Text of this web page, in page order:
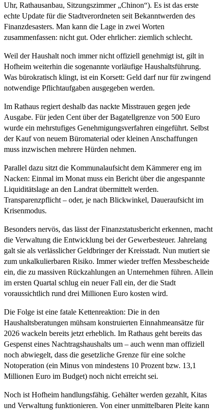
Uhr, Rathausanbau, Sitzungszimmer „Chinon“). Es ist das erste
echte Update für die Stadtverordneten seit Bekanntwerden des
Finanzdesasters. Man kann die Lage in zwei Worten
zusammenfassen: nicht gut. Oder ehrlicher: ziemlich schlecht.
Weil der Haushalt noch immer nicht offiziell genehmigt ist, gilt in
Hofheim weiterhin die sogenannte vorläufige Haushaltsführung.
Was bürokratisch klingt, ist ein Korsett: Geld darf nur für zwingend
notwendige Pflichtaufgaben ausgegeben werden.
Im Rathaus regiert deshalb das nackte Misstrauen gegen jede
Ausgabe. Für jeden Cent über der Bagatellgrenze von 500 Euro
wurde ein mehrstufiges Genehmigungsverfahren eingeführt. Selbst
der Kauf von neuem Büromaterial oder kleinen Anschaffungen
muss inzwischen mehrere Hürden nehmen.
Parallel dazu sitzt die Kommunalaufsicht dem Kämmerer eng im
Nacken: Einmal im Monat muss ein Bericht über die angespannte
Liquiditätslage an den Landrat übermittelt werden.
Transparenzpflicht – oder, je nach Blickwinkel, Daueraufsicht im
Krisenmodus.
Besonders nervös, das lässt der Finanzstatusbericht erkennen, macht
die Verwaltung die Entwicklung bei der Gewerbesteuer. Jahrelang
galt sie als verlässlicher Geldbringer der Kreisstadt. Nun mutiert sie
zum unkalkulierbaren Risiko. Immer wieder treffen Messbescheide
ein, die zu massiven Rückzahlungen an Unternehmen führen. Allein
im ersten Quartal schlug ein neuer Fall ein, der die Stadt
voraussichtlich rund drei Millionen Euro kosten wird.
Die Folge ist eine fatale Kettenreaktion: Die in den
Haushaltsberatungen mühsam konstruierten Einnahmeansätze für
2026 wackeln bereits jetzt erheblich. Im Rathaus geht bereits das
Gespenst eines Nachtragshaushalts um – auch wenn man offiziell
noch abwiegelt, dass die gesetzliche Grenze für eine solche
Notoperation (ein Minus von mindestens 10 Prozent bzw. 13,1
Millionen Euro im Budget) noch nicht erreicht sei.
Noch ist Hofheim handlungsfähig. Gehälter werden gezahlt, Kitas
und Verwaltung funktionieren. Von einer unmittelbaren Pleite kann